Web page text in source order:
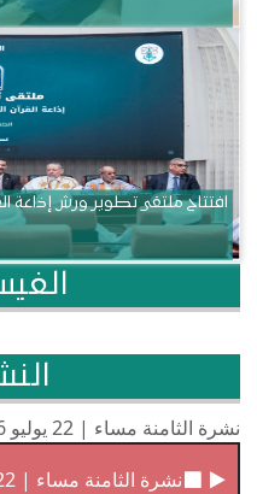
افتتاح ملتقى تطوير ورش إذاعة
نشرة الثامنة مساء | 22 يوليو 2026
نشرة الثامنة مساء | 22 يوليو 2026